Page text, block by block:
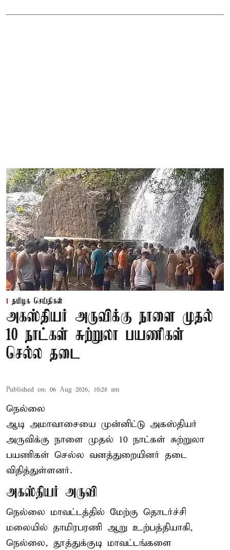
தமிழக செய்திகள்
அகஸ்தியர் அருவிக்கு நாளை முதல்
10 நாட்கள் சுற்றுலா பயணிகள்
செல்ல தடை
Published on: 06 Aug 2026, 10:28 am
நெல்லை
ஆடி அமாவாசையை முன்னிட்டு அகஸ்தியர்
அருவிக்கு நாளை முதல் 10 நாட்கள் சுற்றுலா
பயணிகள் செல்ல வனத்துறையினர் தடை
விதித்துள்ளனர்.
அகஸ்தியர் அருவி
நெல்லை மாவட்டத்தில் மேற்கு தொடர்ச்சி
மலையில் தாமிரபரணி ஆறு உற்பத்தியாகி,
நெல்லை, தூத்துக்குடி மாவட்டங்களை